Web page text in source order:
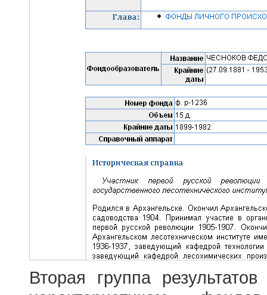
Вторая группа